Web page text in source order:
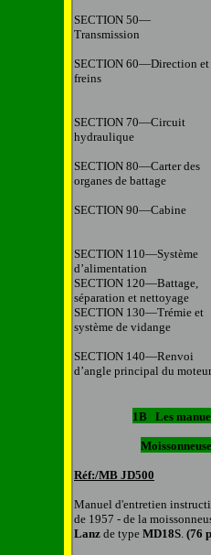
SECTION 50—
Transmission
SECTION 60—Direction et
freins
SECTION 70—Circuit
hydraulique
SECTION 80—Carter des
organes de battage
SECTION 90—Cabine
SECTION 110—Système
d’alimentation
SECTION 120—Battage,
séparation et nettoyage
SECTION 130—Trémie et
système de vidange
SECTION 140—Renvoi
d’angle principal du moteur
1B Les
Réf:/MB JD500
Manuel d'entretien
de 1957 - de la
Lanz de type MD18S. (76